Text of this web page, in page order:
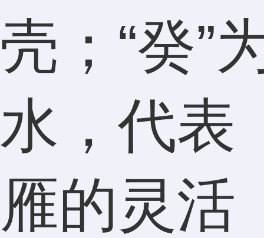
壳；“癸”
水，代表
雁的灵活